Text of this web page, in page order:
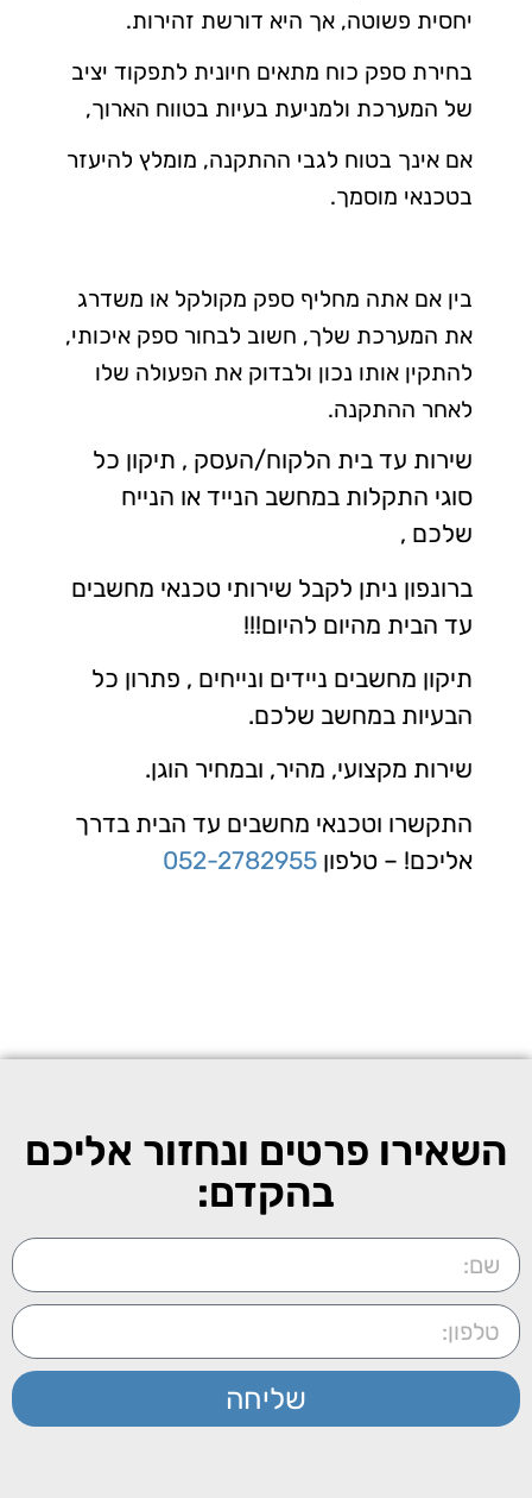
יחסית פשוטה, אך היא דורשת זהירות.
בחירת ספק כוח מתאים חיונית לתפקוד יציב
של המערכת ולמניעת בעיות בטווח הארוך,
אם אינך בטוח לגבי ההתקנה, מומלץ להיעזר
בטכנאי מוסמך.
בין אם אתה מחליף ספק מקולקל או משדרג
את המערכת שלך, חשוב לבחור ספק איכותי,
להתקין אותו נכון ולבדוק את הפעולה שלו
לאחר ההתקנה.
שירות עד בית הלקוח/העסק , תיקון כל
סוגי התקלות במחשב הנייד או הנייח
שלכם ,
ברונפון ניתן לקבל שירותי טכנאי מחשבים
עד הבית מהיום להיום!!!
תיקון מחשבים ניידים ונייחים , פתרון כל
הבעיות במחשב שלכם.
שירות מקצועי, מהיר, ובמחיר הוגן.
התקשרו וטכנאי מחשבים עד הבית בדרך
אליכם! – טלפון 052-2782955
השאירו פרטים ונחזור אליכם
בהקדם:
שליחה